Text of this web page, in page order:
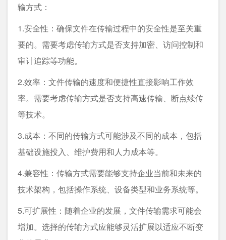
输方式：
1.安全性：确保文件在传输过程中的安全性是至关重
要的。需要考虑传输方式是否支持加密、访问控制和
审计追踪等功能。
2.效率：文件传输的速度和便捷性直接影响工作效
率。需要考虑传输方式是否支持高速传输、断点续传
等技术。
3.成本：不同的传输方式可能涉及不同的成本，包括
基础设施投入、维护费用和人力成本等。
4.兼容性：传输方式需要能够支持企业当前和未来的
技术架构，包括操作系统、设备类型和业务系统等。
5.可扩展性：随着企业的发展，文件传输需求可能会
增加。选择的传输方式应能够灵活扩展以适应不断变